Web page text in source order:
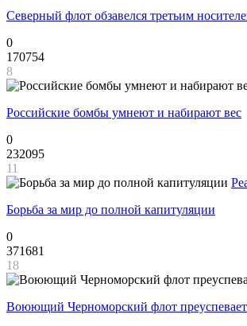
Северный флот обзавелся третьим
0
170754
8
Российские бомбы умнеют и набирают вес
0
232095
11
Борьба за мир до полной капитуляции
0
371681
18
Воюющий Черноморский флот